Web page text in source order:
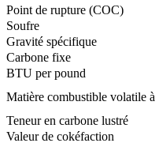
Point de rupture (COC)
Soufre
Gravité spécifique
Carbone fixe
BTU per pound
Matière combustible volatile
Teneur en carbone lustré
Valeur de cokéfaction